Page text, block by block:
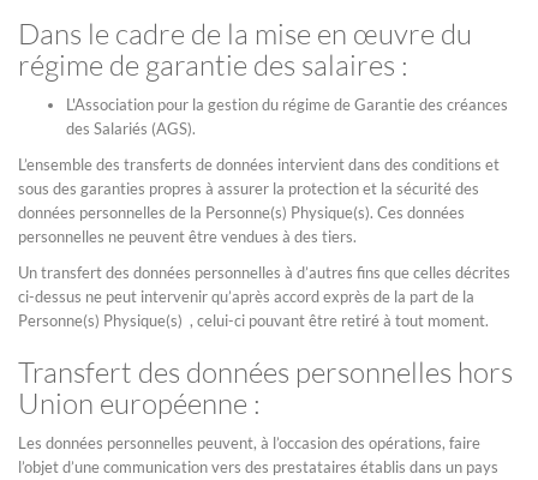
Dans le cadre de la mise en œuvre du
régime de garantie des salaires :
L'Association pour la gestion du régime de Garantie des créances
des Salariés (AGS).
L’ensemble des transferts de données intervient dans des conditions et
sous des garanties propres à assurer la protection et la sécurité des
données personnelles de la Personne(s) Physique(s). Ces données
personnelles ne peuvent être vendues à des tiers.
Un transfert des données personnelles à d’autres fins que celles décrites
ci-dessus ne peut intervenir qu’après accord exprès de la part de la
Personne(s) Physique(s) , celui-ci pouvant être retiré à tout moment.
Transfert des données personnelles hors
Union européenne :
Les données personnelles peuvent, à l’occasion des opérations, faire
l’objet d’une communication vers des prestataires établis dans un pays